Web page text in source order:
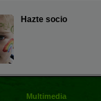
Hazte socio
Multimedia